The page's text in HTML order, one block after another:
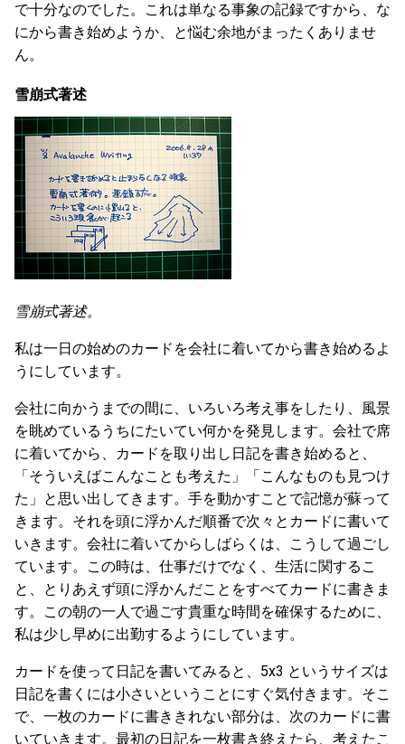
で十分なのでした。これは単なる事象の記録ですから、な
にから書き始めようか、と悩む余地がまったくありませ
ん。
雪崩式著述
雪崩式著述。
私は一日の始めのカードを会社に着いてから書き始めるよ
うにしています。
会社に向かうまでの間に、いろいろ考え事をしたり、風景
を眺めているうちにたいてい何かを発見します。会社で席
に着いてから、カードを取り出し日記を書き始めると、
「そういえばこんなことも考えた」「こんなものも見つけ
た」と思い出してきます。手を動かすことで記憶が蘇って
きます。それを頭に浮かんだ順番で次々とカードに書いて
いきます。会社に着いてからしばらくは、こうして過ごし
ています。この時は、仕事だけでなく、生活に関するこ
と、とりあえず頭に浮かんだことをすべてカードに書きま
す。この朝の一人で過ごす貴重な時間を確保するために、
私は少し早めに出勤するようにしています。
カードを使って日記を書いてみると、5x3 というサイズは
日記を書くには小さいということにすぐ気付きます。そこ
で、一枚のカードに書ききれない部分は、次のカードに書
いていきます。最初の日記を一枚書き終えたら、考えたこ